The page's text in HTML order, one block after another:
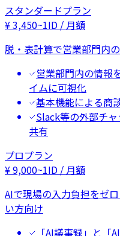
スタンダードプラン
¥3,450~1ID / 月額
脱・表計算で営業部門内
営業部門内の情報
イムに可視化
基本機能による商
Slack等の外部チ
共有
プロプラン
¥9,000~1ID / 月額
AIで現場の入力負担をゼ
い方向け
「AI議事録」と「